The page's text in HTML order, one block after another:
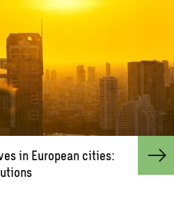
in Eu­ro­pean cities: